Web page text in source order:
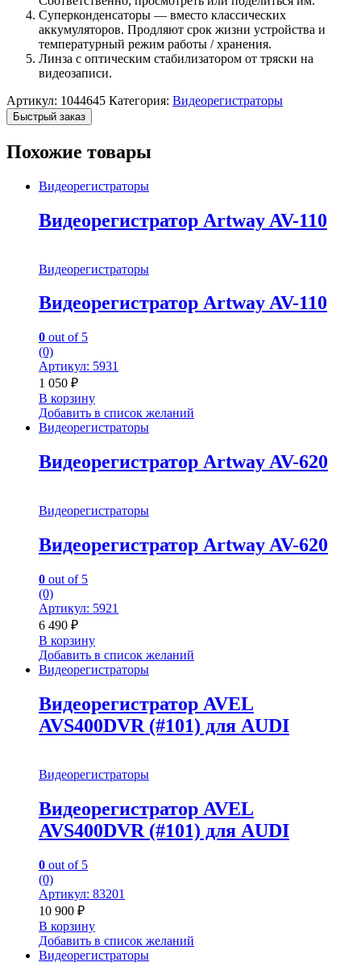
Суперконденсаторы — вместо классических
аккумуляторов. Продляют срок жизни устройства и
температурный режим работы / хранения.
Линза с оптическим стабилизатором от тряски на
видеозаписи.
Артикул: 1044645 Категория: Видеорегистраторы
Быстрый заказ
Похожие товары
Видеорегистраторы
Видеорегистратор Artway AV-110
Видеорегистраторы
Видеорегистратор Artway AV-110
0 out of 5
(0)
Артикул: 5931
1 050 ₽
В корзину
Добавить в список желаний
Видеорегистраторы
Видеорегистратор Artway AV-620
Видеорегистраторы
Видеорегистратор Artway AV-620
0 out of 5
(0)
Артикул: 5921
6 490 ₽
В корзину
Добавить в список желаний
Видеорегистраторы
Видеорегистратор AVEL
AVS400DVR (#101) для AUDI
Видеорегистраторы
Видеорегистратор AVEL
AVS400DVR (#101) для AUDI
0 out of 5
(0)
Артикул: 83201
10 900 ₽
В корзину
Добавить в список желаний
Видеорегистраторы